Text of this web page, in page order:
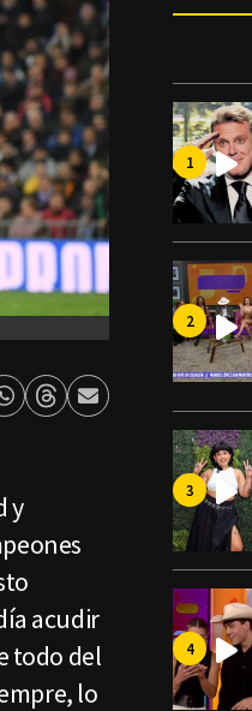
Whatsapp
ThreadsEnviar
y
acudir
todo del
lo